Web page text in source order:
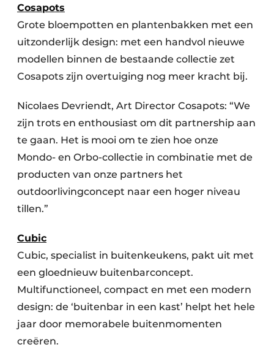
Cosapots
Grote bloempotten en plantenbakken met een
uitzonderlijk design: met een handvol nieuwe
modellen binnen de bestaande collectie zet
Cosapots zijn overtuiging nog meer kracht bij.
Nicolaes Devriendt, Art Director Cosapots: “We
zijn trots en enthousiast om dit partnership aan
te gaan. Het is mooi om te zien hoe onze
Mondo- en Orbo-collectie in combinatie met de
producten van onze partners het
outdoorlivingconcept naar een hoger niveau
tillen.”
Cubic
Cubic, specialist in buitenkeukens, pakt uit met
een gloednieuw buitenbarconcept.
Multifunctioneel, compact en met een modern
design: de ‘buitenbar in een kast’ helpt het hele
jaar door memorabele buitenmomenten
creëren.